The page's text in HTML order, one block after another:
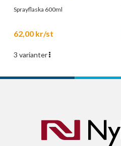
Sprayflaska 600ml
62,00 kr/st
3 varianter